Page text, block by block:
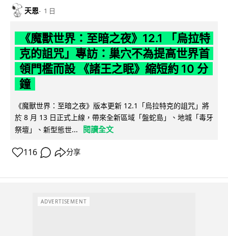
天恩 1 日
《魔獸世界：至暗之夜》12.1 「烏拉特
克的詛咒」專訪：巢穴不為提高世界首
領門檻而設 《諸王之眠》縮短約 10 分
鐘
《魔獸世界：至暗之夜》版本更新 12.1「烏拉特克的詛咒」將
於 8 月 13 日正式上線，帶來全新區域「盤蛇島」、地城「毒牙
祭壇」、新型態世...
閱讀全文
116 分享
ADVERTISEMENT